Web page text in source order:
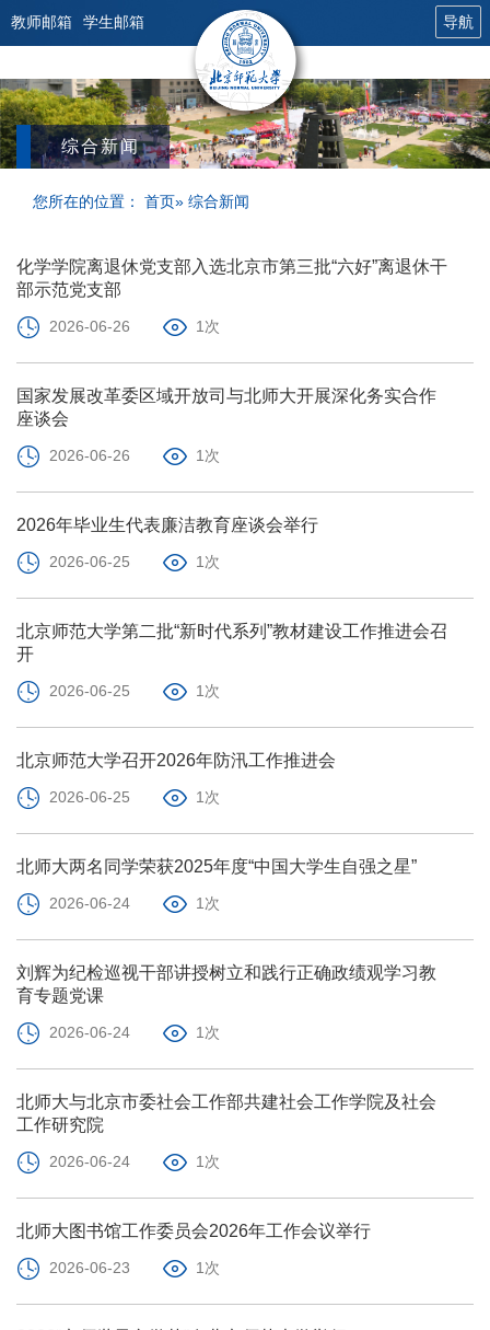
教师邮箱 学生邮箱 导航
综合新闻
您所在的位置： 首页» 综合新闻
化学学院离退休党支部入选北京市第三批“六好”离退休干
部示范党支部
2026-06-26 1次
国家发展改革委区域开放司与北师大开展深化务实合作
座谈会
2026-06-26 1次
2026年毕业生代表廉洁教育座谈会举行
2026-06-25 1次
北京师范大学第二批“新时代系列”教材建设工作推进会召
开
2026-06-25 1次
北京师范大学召开2026年防汛工作推进会
2026-06-25 1次
北师大两名同学荣获2025年度“中国大学生自强之星”
2026-06-24 1次
刘辉为纪检巡视干部讲授树立和践行正确政绩观学习教
育专题党课
2026-06-24 1次
北师大与北京市委社会工作部共建社会工作学院及社会
工作研究院
2026-06-24 1次
北师大图书馆工作委员会2026年工作会议举行
2026-06-23 1次